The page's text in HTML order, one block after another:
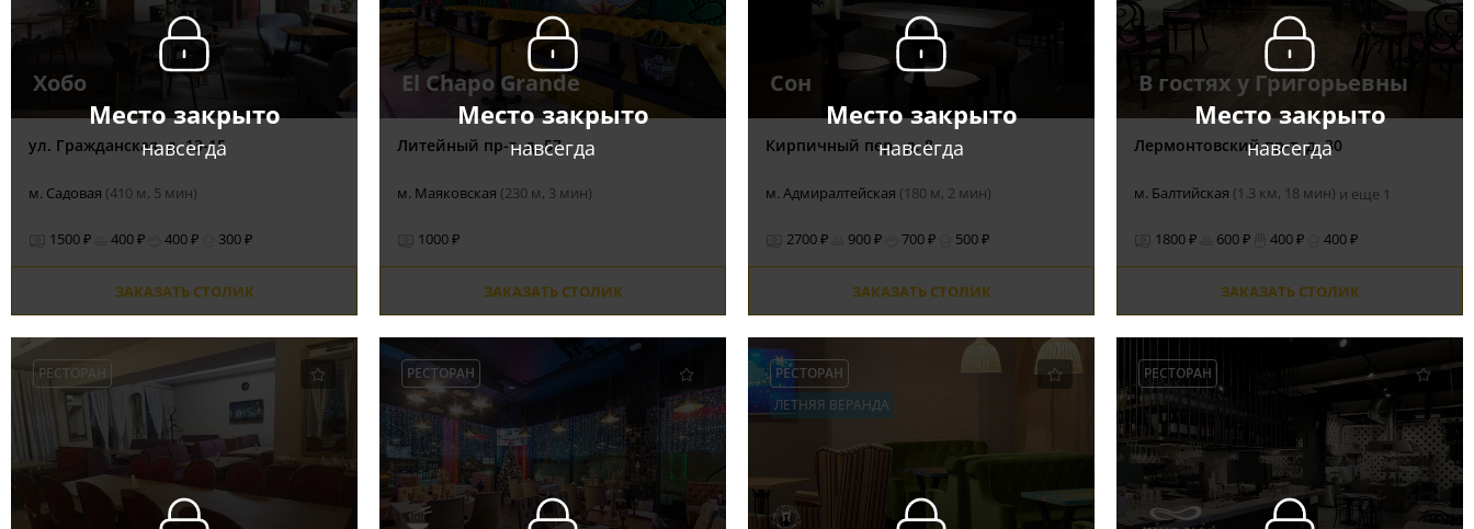
Место закрыто
навсегда
Хобо
ул. Гражданская, д. 13-15
м. Садовая (410 м, 5 мин)
1500 ₽ 400 ₽ 400 ₽ 300 ₽
ЗАКАЗАТЬ СТОЛИК
Место закрыто
навсегда
El Chapo Grande
Литейный пр-т, д. 57
м. Маяковская (230 м, 3 мин)
1000 ₽
ЗАКАЗАТЬ СТОЛИК
Место закрыто
навсегда
Сон
Кирпичный пер., д. 8
м. Адмиралтейская (180 м, 2 мин)
2700 ₽ 900 ₽ 700 ₽ 500 ₽
ЗАКАЗАТЬ СТОЛИК
Место закрыто
навсегда
В гостях у Григорьевны
Лермонтовский пр-т, д. 30
м. Балтийская (1.3 км, 18 мин) и еще 1
1800 ₽ 600 ₽ 400 ₽ 400 ₽
ЗАКАЗАТЬ СТОЛИК
РЕСТОРАН РЕСТОРАН
РЕСТОРАН
ЛЕТНЯЯ ВЕРАНДА
РЕСТОРАН